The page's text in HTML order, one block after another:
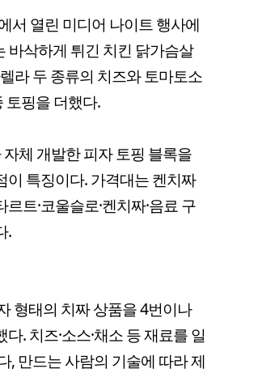
서 열린 미디어 나이트 행사에
바삭하게 튀긴 치킨 닭가슴살
라 두 종류의 치즈와 토마토소
토핑을 더했다.
체 개발한 피자 토핑 블록을
특징이다. 가격대는 켄치짜
트·코울슬로·켄치짜·음료 구
.
형태의 치짜 상품을 4번이나
. 치즈·소스·채소 등 재료를 일
, 만드는 사람의 기술에 따라 제